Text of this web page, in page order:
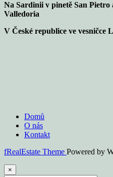
Na Sardinii v pinetě San Pietro
Valledoria
V České republice ve vesničce
Domů
O nás
Kontakt
fRealEstate Theme Powered by
×